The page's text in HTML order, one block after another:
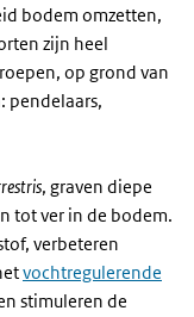
bodem omzetten,
zijn heel
op grond van
pendelaars,
, graven diepe
tot ver in de bodem.
verbeteren
vochtregulerende
stimuleren de